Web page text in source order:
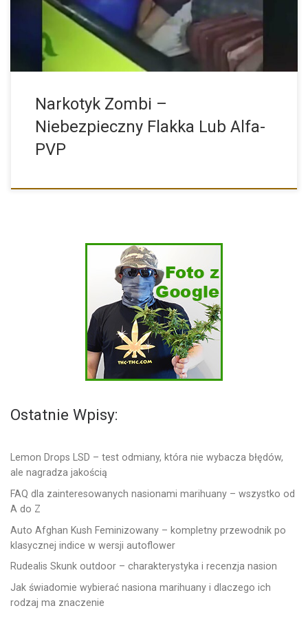
Narkotyk Zombi –
Niebezpieczny Flakka Lub Alfa-
PVP
Ostatnie Wpisy:
Lemon Drops LSD – test odmiany, która nie wybacza błędów,
ale nagradza jakością
FAQ dla zainteresowanych nasionami marihuany – wszystko od
A do Z
Auto Afghan Kush Feminizowany – kompletny przewodnik po
klasycznej indice w wersji autoflower
Rudealis Skunk outdoor – charakterystyka i recenzja nasion
Jak świadomie wybierać nasiona marihuany i dlaczego ich
rodzaj ma znaczenie